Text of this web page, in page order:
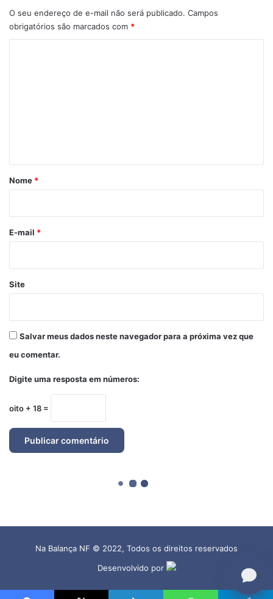
Na Balança NF © 2022, Todos os direitos reservados
Desenvolvido por